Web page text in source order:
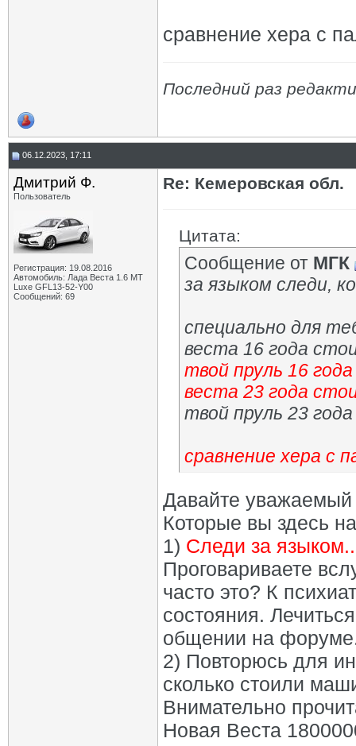
сравнение хера с
Последний раз
06.12.2023, 17:11
Дмитрий Ф.
Пользователь
Регистрация: 19.08.2016
Автомобиль: Лада Веста 1.6 MT
Luxe GFL13-52-Y00
Сообщений: 69
Re: Кемеровская обл.
Цитата:
Сообщение от МГК
за языком следи,
специально для
веста 16 года
твой пруль 16
веста 23 года
твой пруль 23
сравнение хера с
Давайте
Которые вы здесь
1) Следи за
Проговариваете
часто это? К
состояния.
общении на
2) Повторюсь для
сколько стоили
Внимательно
Новая Веста